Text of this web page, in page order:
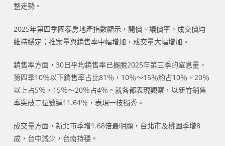
整走勢。
2025年第四季國泰房地產指數顯示，開價、議價率、成交價均
維持穩定；推案量與銷售率中幅增加，成交量大幅增加。
銷售率方面，30日平均銷售率已擺脫2025年第三季的窒息量，
第四季10％以下銷售率占比81％，10％～15％約占10％，20％
以上占5％，15％～20％占4％。就各都表現觀察，以新竹銷售
率突破二位數達11.64％，表現一枝獨秀。
成交量方面，新北市季增1.68倍最明顯，台北市及桃園季增8
成，台中減少，台南持穩。